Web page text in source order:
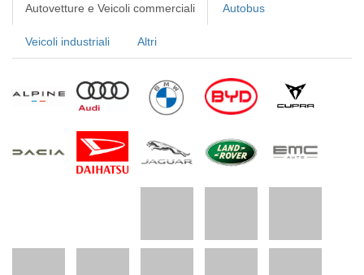
Autovetture e Veicoli commerciali Autobus
Veicoli industriali Altri